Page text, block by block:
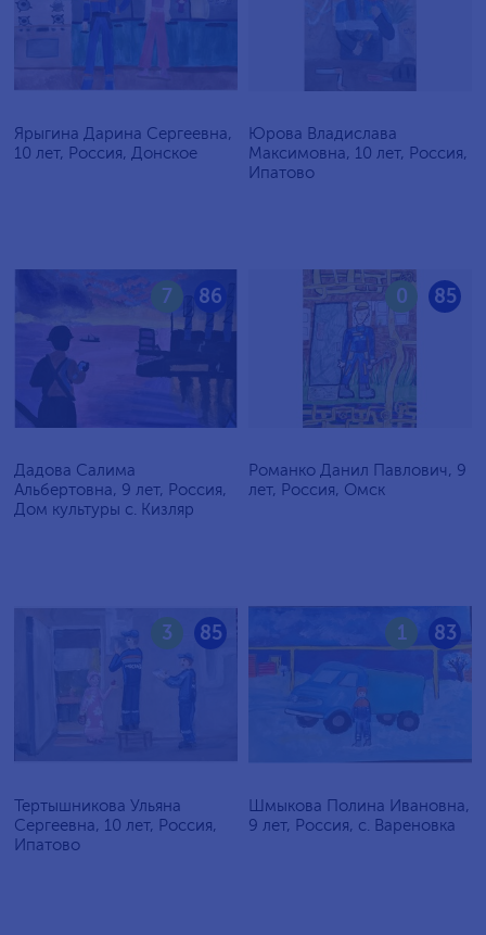
Ярыгина Дарина Сергеевна,
10 лет, Россия, Донское
Юрова Владислава
Максимовна, 10 лет, Россия,
Ипатово
86
7
Дадова Салима
Альбертовна, 9 лет, Россия,
Дом культуры с. Кизляр
85
0
Романко Данил Павлович, 9
лет, Россия, Омск
85
3
Тертышникова Ульяна
Сергеевна, 10 лет, Россия,
Ипатово
83
1
Шмыкова Полина Ивановна,
9 лет, Россия, с. Вареновка